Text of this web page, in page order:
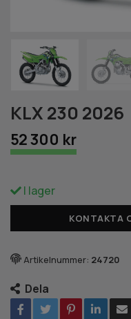
KLX 230 2026
52 300 kr
I lager
KONTAKTA
Artikelnummer: 24720
Dela